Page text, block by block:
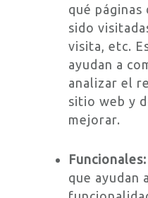
qué
sido
visita, etc.
ayudan a
analizar el
sitio web y
mejorar.
Funcionales:
que ayudan